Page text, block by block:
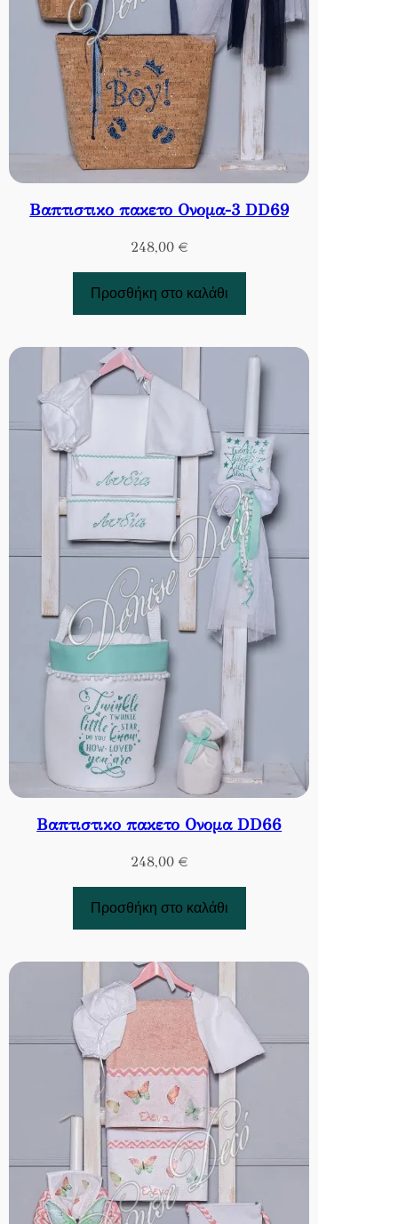
Βαπτιστικο πακετο Ονομα-3 DD69
248,00 €
Προσθήκη στο καλάθι
Βαπτιστικο πακετο Ονομα DD66
248,00 €
Προσθήκη στο καλάθι